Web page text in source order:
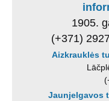
1905.
(+371)
Aizkrauklės
Jaunjelgavos